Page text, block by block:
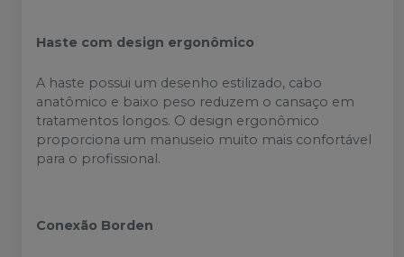
Haste com design ergonômico
A haste possui um desenho estilizado, cabo
anatômico e baixo peso reduzem o cansaço em
tratamentos longos. O design ergonômico
proporciona um manuseio muito mais confortável
para o profissional.
Conexão Borden